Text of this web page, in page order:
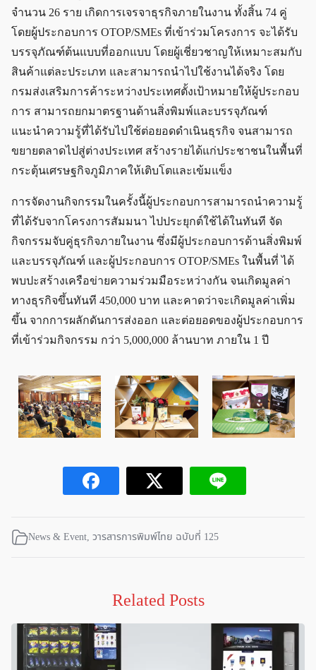
จำนวน 26 ราย เกิดการเจรจาธุรกิจภายในงาน ทั้งสิ้น 74 คู่
โดยผู้ประกอบการ OTOP/SMEs ที่เข้าร่วมโครงการ จะได้รับ
บรรจุภัณฑ์ต้นแบบที่ออกแบบ โดยผู้เชี่ยวชาญให้เหมาะสมกับ
สินค้าแต่ละประเภท และสามารถนำไปใช้งานได้จริง โดย
กรมส่งเสริมการค้าระหว่างประเทศตั้งเป้าหมายให้ผู้ประกอบ
การ สามารถยกมาตรฐานด้านสิ่งพิมพ์และบรรจุภัณฑ์
แนะนำความรู้ที่ได้รับไปใช้ต่อยอดดำเนินธุรกิจ จนสามารถ
ขยายตลาดไปสู่ต่างประเทศ สร้างรายได้แก่ประชาชนในพื้นที่
กระตุ้นเศรษฐกิจภูมิภาคให้เติบโตและเข้มแข็ง
การจัดงานกิจกรรมในครั้งนี้ผู้ประกอบการสามารถนำความรู้
ที่ได้รับจากโครงการสัมมนา ไปประยุกต์ใช้ได้ในทันที จัด
กิจกรรมจับคู่ธุรกิจภายในงาน ซึ่งมีผู้ประกอบการด้านสิ่งพิมพ์
และบรรจุภัณฑ์ และผู้ประกอบการ OTOP/SMEs ในพื้นที่ ได้
พบปะสร้างเครือข่ายความร่วมมือระหว่างกัน จนเกิดมูลค่า
ทางธุรกิจขึ้นทันที 450,000 บาท และคาดว่าจะเกิดมูลค่าเพิ่ม
ขึ้น จากการผลักดันการส่งออก และต่อยอดของผู้ประกอบการ
ที่เข้าร่วมกิจกรรม กว่า 5,000,000 ล้านบาท ภายใน 1 ปี
News & Event, วารสารการพิมพ์ไทย ฉบับที่ 125
Related Posts